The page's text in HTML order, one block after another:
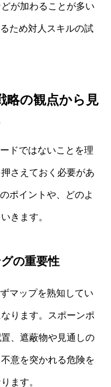
が加わることが多い
ため対人スキルの試
略の観点から見
ドではないことを理
さえておく必要があ
ポイントや、どのよ
きます。
の重要性
マップを熟知してい
ります。スポーンポ
、遮蔽物や見通しの
意を突かれる危険を
ます。